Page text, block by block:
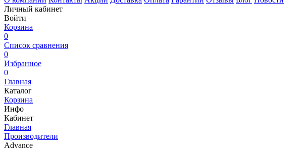
Личный кабинет
Войти
Корзина
0
Список сравнения
0
Избранное
0
Главная
Каталог
Корзина
Инфо
Кабинет
Главная
Производители
Advance